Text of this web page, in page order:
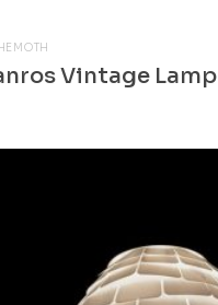
Vintage Lamp